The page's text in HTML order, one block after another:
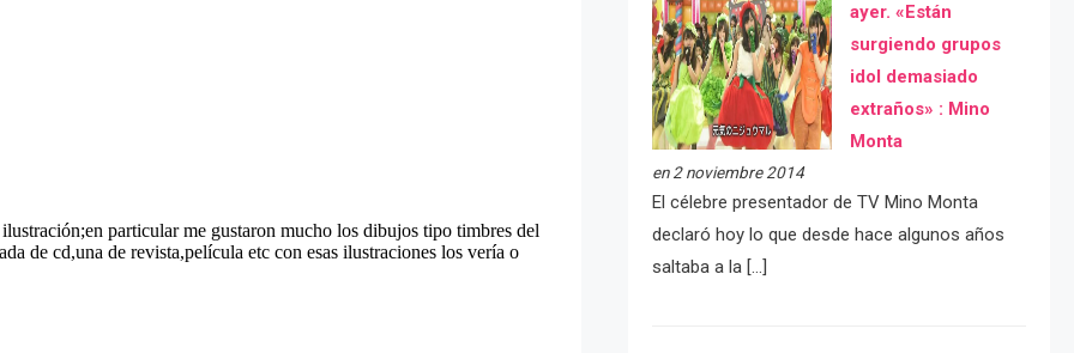
ayer. «Están
surgiendo grupos
idol demasiado
extraños» : Mino
Monta
en 2 noviembre 2014
El célebre presentador de TV Mino Monta
declaró hoy lo que desde hace algunos años
saltaba a la […]